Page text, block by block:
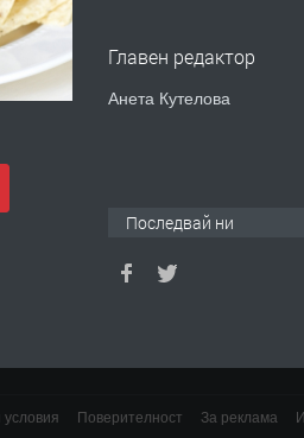
Главен редактор
Анета Кутелова
Последвай ни
Поверителност За реклама